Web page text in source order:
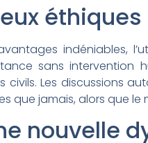
indéniables,
sans intervention
civils. Les discussions
que jamais, alors que
nouvelle